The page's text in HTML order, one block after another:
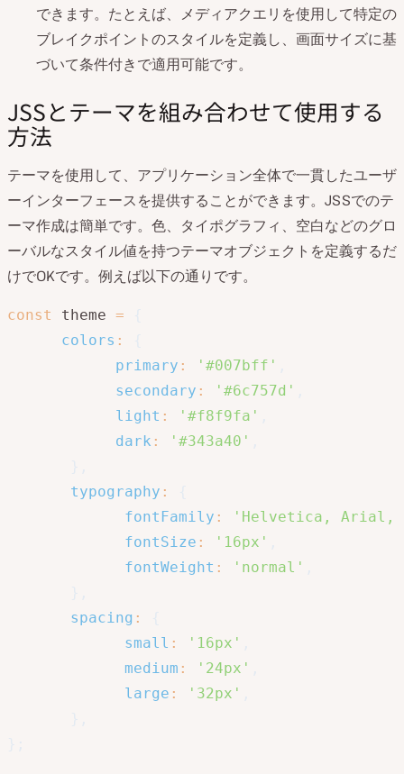
できます。たとえば、メディアクエリを使用して特定の
ブレイクポイントのスタイルを定義し、画面サイズに基
づいて条件付きで適用可能です。
JSSとテーマを組み合わせて使用する
方法
テーマを使用して、アプリケーション全体で一貫したユーザ
ーインターフェースを提供することができます。JSSでのテ
ーマ作成は簡単です。色、タイポグラフィ、空白などのグロ
ーバルなスタイル値を持つテーマオブジェクトを定義するだ
けでOKです。例えば以下の通りです。
const theme =
colors :
primary : '#007bff'
secondary : '#6c757d'
light : '#f8f9fa'
dark : '#343a40'
typography :
fontFamily :
'Helvetica, Arial,
fontSize : '16px'
fontWeight : 'normal'
spacing :
small : '16px'
medium : '24px'
large : '32px'